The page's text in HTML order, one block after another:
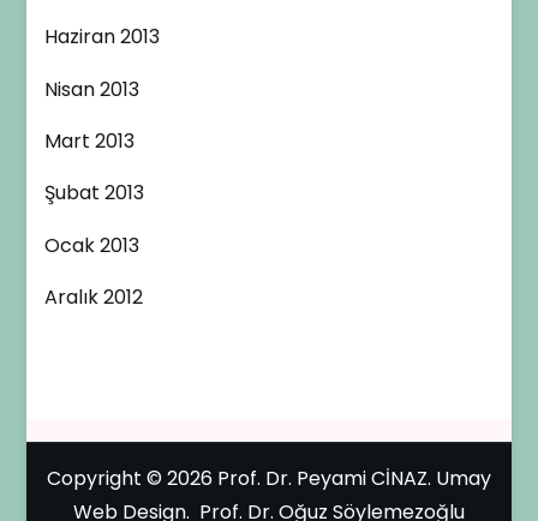
Haziran 2013
Nisan 2013
Mart 2013
Şubat 2013
Ocak 2013
Aralık 2012
Copyright © 2026 Prof. Dr. Peyami CİNAZ. Umay
Web Design. Prof. Dr. Oğuz Söylemezoğlu